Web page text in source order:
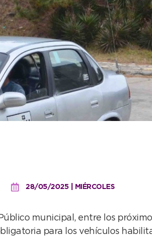
28/05/2025 | MIÉRCOLES
municipal, entre los
para los vehículos